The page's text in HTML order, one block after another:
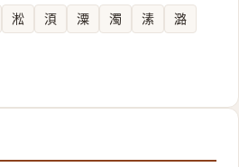
淞 湏 潥 濁 溸
潞